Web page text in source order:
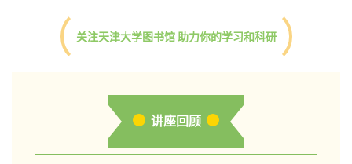
关注天津大学图书馆 助力你的学习和科研
讲座回顾